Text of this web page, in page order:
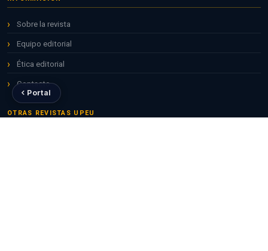
Portal
Sobre la revista
Equipo editorial
Ética editorial
Contacto
OTRAS REVISTAS UPEU